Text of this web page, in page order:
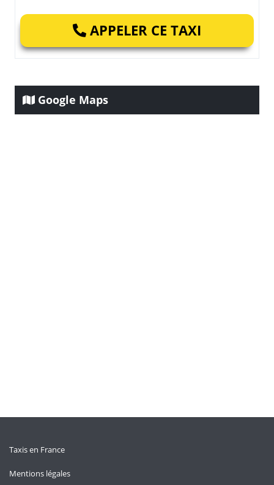
APPELER CE TAXI
Google Maps
Taxis en France
Mentions légales